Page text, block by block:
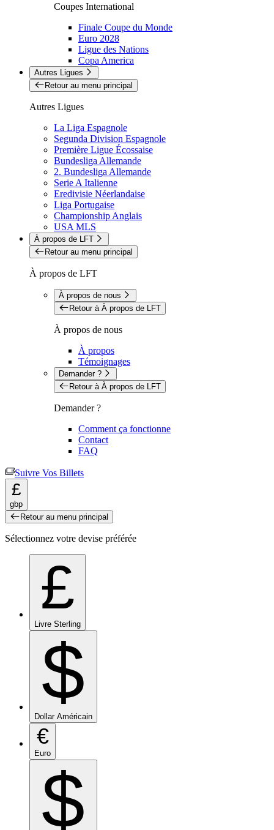
Coupes International
Finale Coupe du Monde
Euro 2028
Ligue des Nations
Copa America
Autres Ligues
Retour au menu principal
Autres Ligues
La Liga Espagnole
Segunda Division Espagnole
Première Ligue Écossaise
Bundesliga Allemande
2. Bundesliga Allemande
Serie A Italienne
Eredivisie Néerlandaise
Liga Portugaise
Championship Anglais
USA MLS
À propos de LFT
Retour au menu principal
À propos de LFT
À propos de nous
Retour à À propos de LFT
À propos de nous
À propos
Témoignages
Demander ?
Retour à À propos de LFT
Demander ?
Comment ça fonctionne
Contact
FAQ
Suivre Vos Billets
£
gbp
Retour au menu principal
Sélectionnez votre devise préférée
£
Livre Sterling
$
Dollar Américain
€
Euro
$